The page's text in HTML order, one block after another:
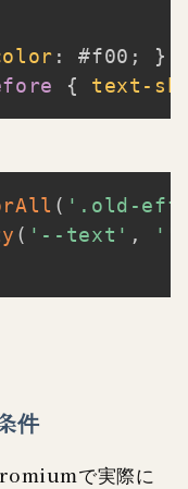
: #f00 ;
}
{ text-
( '.old-
( '--text' ,
Copy
件
で実際に